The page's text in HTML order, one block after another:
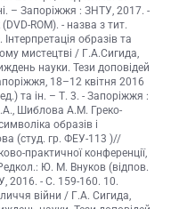
– Запоріжжя : ЗНТУ, 2017. -
ROM). - назва з тит.
образів та
мистецтві / Г.А.Сигида,
науки. Тези доповідей
18–12 квітня 2016
та ін. – Т. 3. - Запоріжжя :
Шиблова А.М. Греко-
образів і
(студ. гр. ФЕУ-113 )//
практичної конференції,
Ю. М. Внуков (відпов.
2016. - С. 159-160. 10.
війни / Г.А. Сигида,